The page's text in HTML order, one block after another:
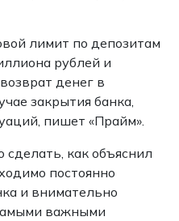
лимит по депозитам
рублей и
денег в
закрытия банка,
пишет «Прайм».
сделать, как объяснил
постоянно
и внимательно
важными